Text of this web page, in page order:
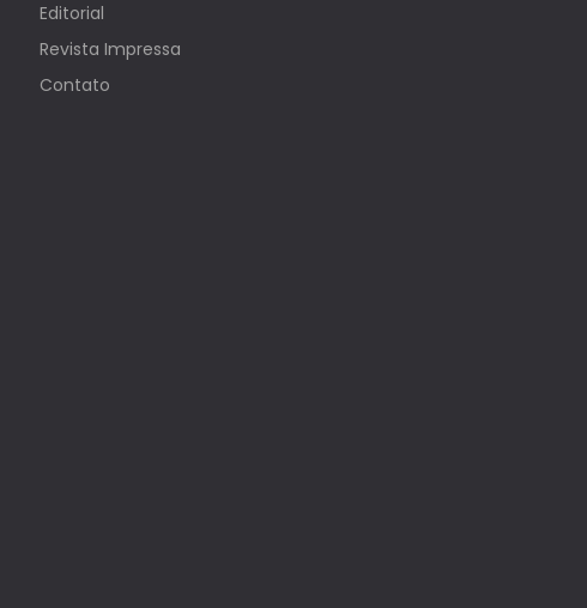
Editorial
Revista Impressa
Contato